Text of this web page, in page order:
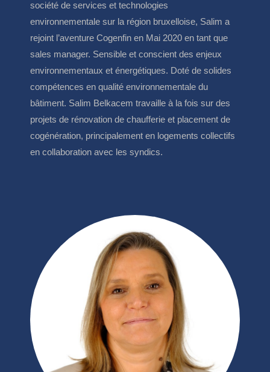
société de services et technologies
environnementale sur la région bruxelloise, Salim a
rejoint l’aventure Cogenfin en Mai 2020 en tant que
sales manager. Sensible et conscient des enjeux
environnementaux et énergétiques. Doté de solides
compétences en qualité environnementale du
bâtiment. Salim Belkacem travaille à la fois sur des
projets de rénovation de chaufferie et placement de
cogénération, principalement en logements collectifs
en collaboration avec les syndics.